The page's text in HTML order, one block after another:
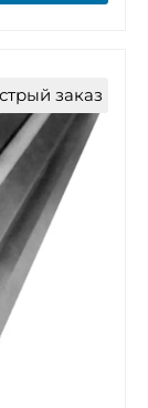
заказ